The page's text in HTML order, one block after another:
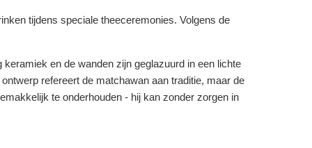
tijdens speciale theeceremonies. Volgens de
en de wanden zijn geglazuurd in een lichte
refereert de matchawan aan traditie, maar de
te onderhouden - hij kan zonder zorgen in